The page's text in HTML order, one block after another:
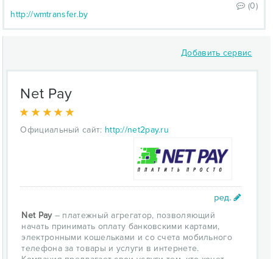
(0)
http://wmtransfer.by
Добавить сервис
Net Pay
Официальный сайт: http://net2pay.ru
Net Pay– платежный агрегатор, позволяющий
начать принимать оплату банковскими картами,
электронными кошельками и со счета мобильного
телефона за товары и услуги в интернете.